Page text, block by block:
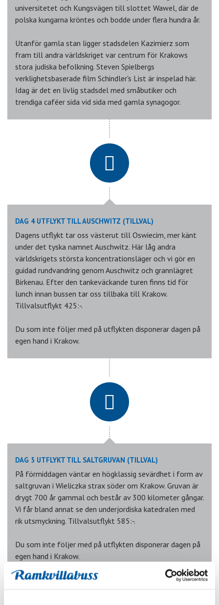
universitetet och Kungsvägen till slottet Wawel, där de
polska kungarna kröntes och bodde under flera hundra år.
Utanför gamla stan ligger stadsdelen Kazimierz som
fram till andra världskriget var centrum för Krakows
stora judiska befolkning. Steven Spielbergs
verklighetsbaserade film Schindler's List är inspelad här.
Idag är det en livlig stadsdel med småbutiker och
trendiga caféer sida vid sida med gamla synagogor.
DAG 4 UTFLYKT TILL AUSCHWITZ (TILLVAL)
Dagens utflykt tar oss västerut till Oswiecim, mer känt
under det tyska namnet Auschwitz. Här låg andra
världskrigets största koncentrationsläger och vi gör en
guidad rundvandring genom Auschwitz och grannlägret
Birkenau. Efter den tankeväckande turen finns tid för
lunch innan bussen tar oss tillbaka till Krakow.
Tillvalsutflykt 425:-.
Du som inte följer med på utflykten disponerar dagen på
egen hand i Krakow.
DAG 5 UTFLYKT TILL SALTGRUVAN (TILLVAL)
På förmiddagen väntar en högklassig sevärdhet i form av
saltgruvan i Wieliczka strax söder om Krakow. Gruvan är
drygt 700 år gammal och består av 300 kilometer gångar.
Vi får bland annat se den underjordiska katedralen med
rik utsmyckning. Tillvalsutflykt 585:-.
Du som inte följer med på utflykten disponerar dagen på
egen hand i Krakow.
Vår sista kväll i Krakow samlas vi till middag med